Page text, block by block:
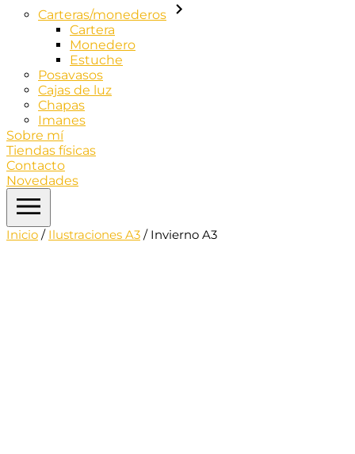
Carteras/monederos
Cartera
Monedero
Estuche
Posavasos
Cajas de luz
Chapas
Imanes
Sobre mí
Tiendas físicas
Contacto
Novedades
Inicio / Ilustraciones A3 / Invierno A3